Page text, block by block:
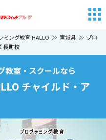
ミング教育 HALLO 宮城県
プロ
長町校
教室・スクールなら
チャイルド・ア